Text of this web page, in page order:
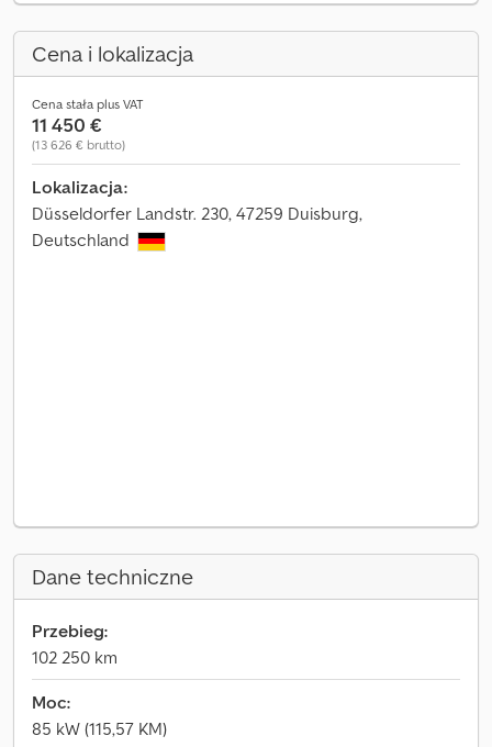
Cena i lokalizacja
Cena stała plus VAT
11 450 €
(13 626 € brutto)
Lokalizacja:
Düsseldorfer Landstr. 230, 47259 Duisburg,
Deutschland
Dane techniczne
Przebieg:
102 250 km
Moc:
85 kW (115,57 KM)